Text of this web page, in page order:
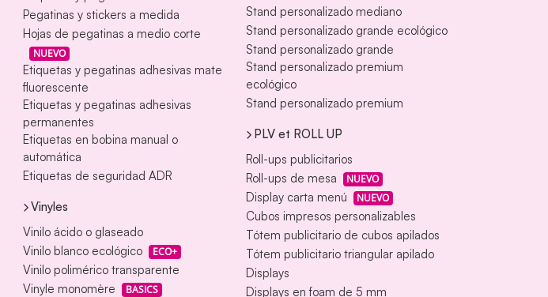
Pegatinas y stickers a medida
Hojas de pegatinas a medio corte
NUEVO
Etiquetas y pegatinas adhesivas mate
fluorescente
Etiquetas y pegatinas adhesivas
permanentes
Etiquetas en bobina manual o
automática
Etiquetas de seguridad ADR
Vinyles
Vinilo ácido o glaseado
Vinilo blanco ecológico
ECO+
Vinilo polimérico transparente
Vinyle monomère
BASICS
Stand personalizado mediano
Stand personalizado grande ecológico
Stand personalizado grande
Stand personalizado premium
ecológico
Stand personalizado premium
PLV et ROLL UP
Roll-ups publicitarios
Roll-ups de mesa
NUEVO
Display carta menú NUEVO
Cubos impresos personalizables
Tótem publicitario de cubos apilados
Tótem publicitario triangular apilado
Displays
Displays en foam de 5 mm